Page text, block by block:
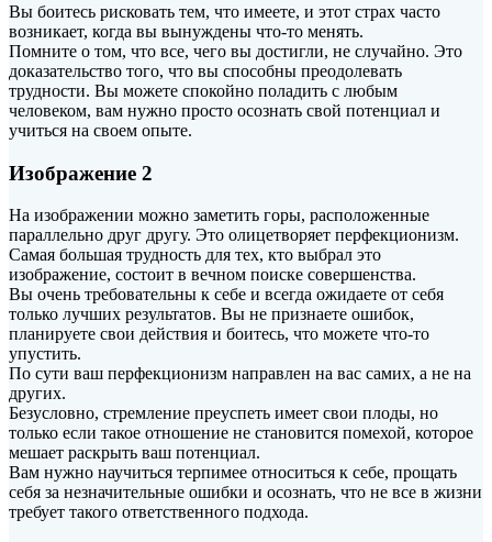
Вы боитесь рисковать тем, что имеете, и этот страх часто
возникает, когда вы вынуждены что-то менять.
Помните о том, что все, чего вы достигли, не случайно. Это
доказательство того, что вы способны преодолевать
трудности. Вы можете спокойно поладить с любым
человеком, вам нужно просто осознать свой потенциал и
учиться на своем опыте.
Изображение 2
На изображении можно заметить горы, расположенные
параллельно друг другу. Это олицетворяет перфекционизм.
Самая большая трудность для тех, кто выбрал это
изображение, состоит в вечном поиске совершенства.
Вы очень требовательны к себе и всегда ожидаете от себя
только лучших результатов. Вы не признаете ошибок,
планируете свои действия и боитесь, что можете что-то
упустить.
По сути ваш перфекционизм направлен на вас самих, а не на
других.
Безусловно, стремление преуспеть имеет свои плоды, но
только если такое отношение не становится помехой, которое
мешает раскрыть ваш потенциал.
Вам нужно научиться терпимее относиться к себе, прощать
себя за незначительные ошибки и осознать, что не все в жизни
требует такого ответственного подхода.